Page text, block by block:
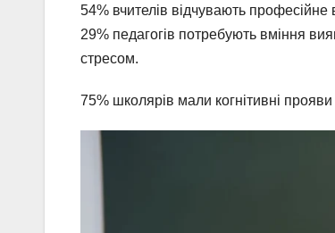
54% вчителів відчувають
29% педагогів потребують вміння
стресом.
75% школярів мали когнітивні